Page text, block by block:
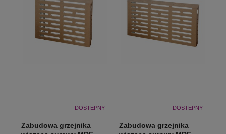
DOSTĘPNY
Zabudowa grzejnika
DOSTĘPNY
Zabudowa grzejnika